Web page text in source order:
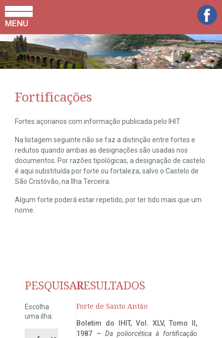
MENU
Fortificações
Fortes açorianos com informação publicada pelo IHIT.
Na listagem seguinte não se faz a distinção entre fortes e
redutos quando ambas as designações são usadas nos
documentos. Por razões tipológicas, a designação de castelo
é aqui substituída por forte ou fortaleza, salvo o Castelo de
São Cristóvão, na Ilha Terceira.
Algum forte poderá estar repetido, por ter tido mais que um
nome.
PESQUISAR
Escolha
uma ilha:
RESULTADOS
Forte de Santo Antão
Boletim do IHIT, Vol. XLV, Tomo II,
1987 – Da poliorcética à fortificação